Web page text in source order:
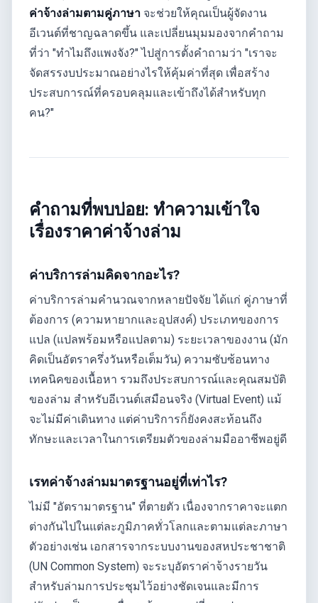
ค่าจ้างล่ามตามคู่ภาษา จะช่วยให้คุณเป็นผู้จัดงาน
อีเวนต์ที่ชาญฉลาดขึ้น และเปลี่ยนมุมมองจากคำถาม
ที่ว่า "ทำไมถึงแพงจัง?" ไปสู่การตั้งคำถามว่า "เราจะ
จัดสรรงบประมาณอย่างไรให้คุ้มค่าที่สุด เพื่อสร้าง
ประสบการณ์ที่ครอบคลุมและเข้าถึงได้สำหรับทุก
คน?"
คำถามที่พบบ่อย: ทำความเข้าใจ
เรื่องราคาค่าจ้างล่าม
ค่าบริการล่ามคิดจากอะไร?
ค่าบริการล่ามคำนวณจากหลายปัจจัย ได้แก่ คู่ภาษาที่
ต้องการ (ความหายากและอุปสงค์) ประเภทของการ
แปล (แปลพร้อมหรือแปลตาม) ระยะเวลาของงาน (มัก
คิดเป็นอัตราครึ่งวันหรือเต็มวัน) ความซับซ้อนทาง
เทคนิคของเนื้อหา รวมถึงประสบการณ์และคุณสมบัติ
ของล่าม สำหรับอีเวนต์เสมือนจริง (Virtual Event) แม้
จะไม่มีค่าเดินทาง แต่ค่าบริการก็ยังคงสะท้อนถึง
ทักษะและเวลาในการเตรียมตัวของล่ามมืออาชีพอยู่ดี
เรทค่าจ้างล่ามมาตรฐานอยู่ที่เท่าไร?
ไม่มี "อัตรามาตรฐาน" ที่ตายตัว เนื่องจากราคาจะแตก
ต่างกันไปในแต่ละภูมิภาคทั่วโลกและตามแต่ละภาษา
ตัวอย่างเช่น เอกสารจากระบบงานของสหประชาชาติ
(UN Common System) จะระบุอัตราค่าจ้างรายวัน
สำหรับล่ามการประชุมไว้อย่างชัดเจนและมีการ